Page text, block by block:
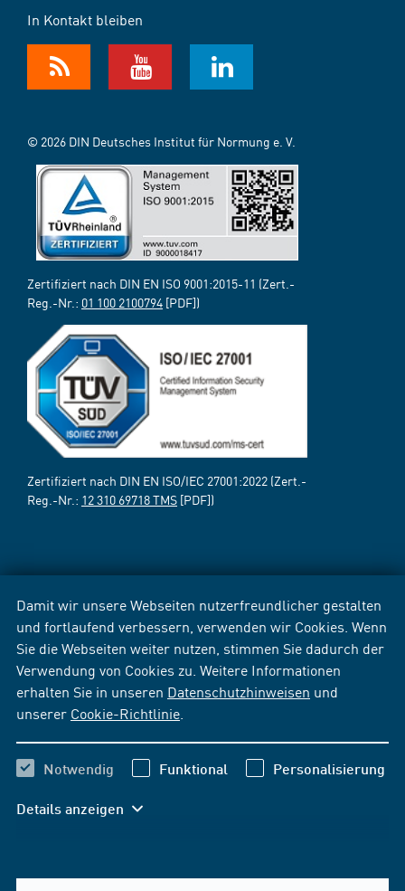
Damit wir unsere Webseiten nutzerfreundlicher gestalten
und fortlaufend verbessern, verwenden wir Cookies. Wenn
Sie die Webseiten weiter nutzen, stimmen Sie dadurch der
Verwendung von Cookies zu. Weitere Informationen
erhalten Sie in unseren Datenschutzhinweisen und
unserer Cookie-Richtlinie
Notwendig Funktional Personalisierung
Details anzeigen
In Kontakt bleiben
© 2026 DIN Deutsches Institut für Normung e. V.
Zertifiziert nach DIN EN ISO 9001:2015-11 (Zert.-
Reg.-Nr.: 01 100 2100794 [PDF])
Zertifiziert nach DIN EN ISO/IEC 27001:2022 (Zert.-
Reg.-Nr.: 12 310 69718 TMS [PDF])